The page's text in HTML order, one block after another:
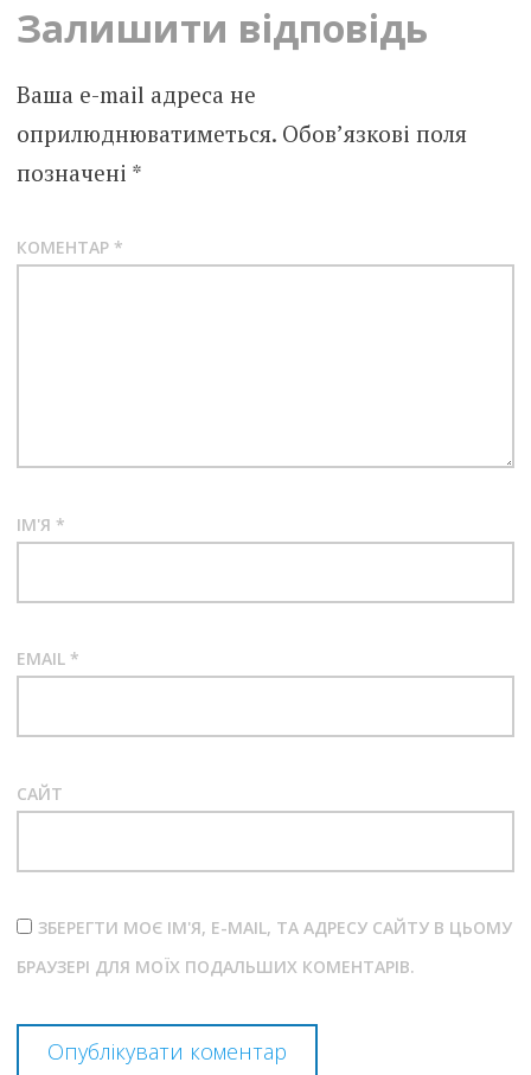
Залишити відповідь
Ваша e-mail адреса не
оприлюднюватиметься. Обов’язкові поля
позначені *
КОМЕНТАР *
ІМ'Я *
EMAIL *
САЙТ
ЗБЕРЕГТИ МОЄ ІМ'Я, E-MAIL, ТА АДРЕСУ САЙТУ В ЦЬОМУ
БРАУЗЕРІ ДЛЯ МОЇХ ПОДАЛЬШИХ КОМЕНТАРІВ.